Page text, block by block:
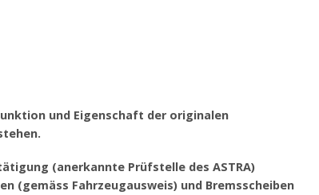
und Eigenschaft der originalen
(anerkannte Prüfstelle des ASTRA)
(gemäss Fahrzeugausweis) und Bremsscheiben